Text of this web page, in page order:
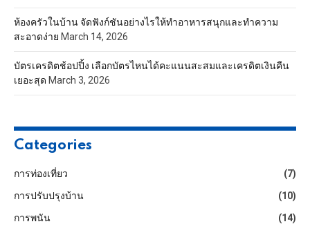
ห้องครัวในบ้าน จัดฟังก์ชันอย่างไรให้ทำอาหารสนุกและทำความ
สะอาดง่าย March 14, 2026
บัตรเครดิตช้อปปิ้ง เลือกบัตรไหนได้คะแนนสะสมและเครดิตเงินคืน
เยอะสุด March 3, 2026
Categories
การท่องเที่ยว
(7)
การปรับปรุงบ้าน
(10)
การพนัน
(14)